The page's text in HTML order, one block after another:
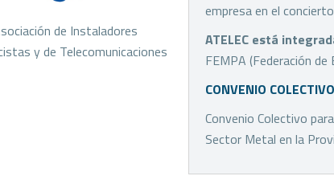
de Instaladores
y de Telecomunicaciones
empresa en el
ATELEC está
FEMPA (Federación
CONVENIO
Convenio Colectivo
Sector Metal en la